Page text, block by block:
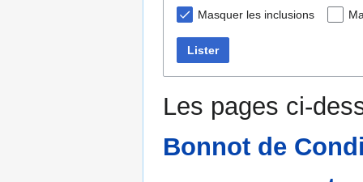
Masquer les inclusions
Lister
Les pages ci-
Bonnot de